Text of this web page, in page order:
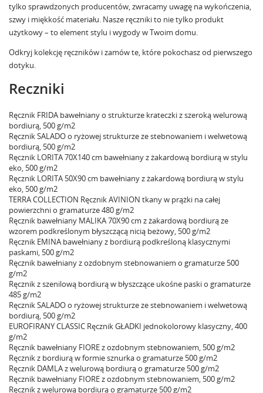
tylko sprawdzonych producentów, zwracamy uwagę na wykończenia,
szwy i miękkość materiału. Nasze ręczniki to nie tylko produkt
użytkowy – to element stylu i wygody w Twoim domu.
Odkryj kolekcję ręczników i zamów te, które pokochasz od pierwszego
dotyku.
Reczniki
Ręcznik FRIDA bawełniany o strukturze krateczki z szeroką welurową
bordiurą, 500 g/m2
Ręcznik SALADO o ryżowej strukturze ze stebnowaniem i welwetową
bordiurą, 500 g/m2
Ręcznik LORITA 70X140 cm bawełniany z żakardową bordiurą w stylu
eko, 500 g/m2
Ręcznik LORITA 50X90 cm bawełniany z żakardową bordiurą w stylu
eko, 500 g/m2
TERRA COLLECTION Ręcznik AVINION tkany w prążki na całej
powierzchni o gramaturze 480 g/m2
Ręcznik bawełniany MALIKA 70X90 cm z żakardową bordiurą ze
wzorem podkreślonym błyszczącą nicią beżowy, 500 g/m2
Ręcznik EMINA bawełniany z bordiurą podkreśloną klasycznymi
paskami, 500 g/m2
Ręcznik bawełniany z ozdobnym stebnowaniem o gramaturze 500
g/m2
Ręcznik z szenilową bordiurą w błyszczące ukośne paski o gramaturze
485 g/m2
Ręcznik SALADO o ryżowej strukturze ze stebnowaniem i welwetową
bordiurą, 500 g/m2
EUROFIRANY CLASSIC Ręcznik GŁADKI jednokolorowy klasyczny, 400
g/m2
Ręcznik bawełniany FIORE z ozdobnym stebnowaniem, 500 g/m2
Ręcznik z bordiurą w formie sznurka o gramaturze 500 g/m2
Ręcznik DAMLA z welurową bordiurą o gramaturze 500 g/m2
Ręcznik bawełniany FIORE z ozdobnym stebnowaniem, 500 g/m2
Ręcznik z welurową bordiurą o gramaturze 500 g/m2